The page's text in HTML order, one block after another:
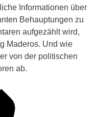
Informationen über
Behauptungen zu
aufgezählt wird,
Maderos. Und wie
von der politischen
ab.